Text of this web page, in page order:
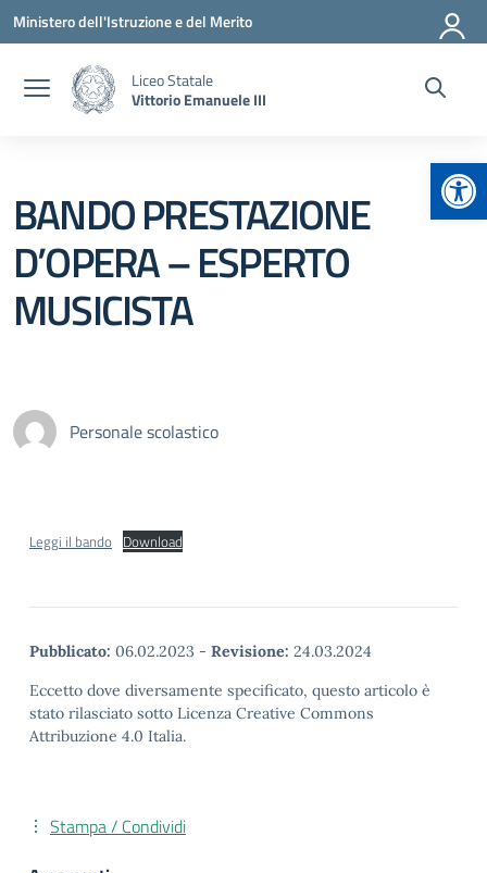
Vai ai contenuti
Vai al menu di navigazione
Vai al footer
Ministero dell'Istruzione e del Merito
Liceo Statale
Vittorio Emanuele III
BANDO PRESTAZIONE
D’OPERA – ESPERTO
MUSICISTA
Personale scolastico
Leggi il bando Download
Pubblicato: 06.02.2023 - Revisione: 24.03.2024
Eccetto dove diversamente specificato, questo articolo è
stato rilasciato sotto Licenza Creative Commons
Attribuzione 4.0 Italia.
Stampa / Condividi